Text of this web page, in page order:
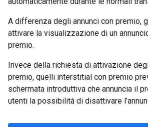
A differenza degli annunci con premio,
attivare la visualizzazione di un
premio.
Invece della richiesta di attivazione
premio, quelli interstitial con premio
schermata introduttiva che annuncia il
utenti la possibilità di disattivare